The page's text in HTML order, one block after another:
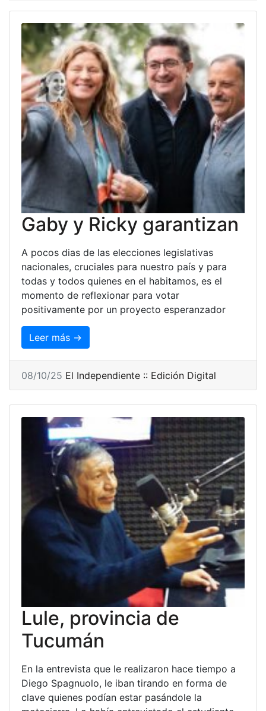
Gaby y Ricky garantizan
A pocos dias de las elecciones legislativas
nacionales, cruciales para nuestro país y para
todas y todos quienes en el habitamos, es el
momento de reflexionar para votar
positivamente por un proyecto esperanzador
Leer más →
08/10/25 El Independiente :: Edición Digital
Lule, provincia de
Tucumán
En la entrevista que le realizaron hace tiempo a
Diego Spagnuolo, le iban tirando en forma de
clave quienes podían estar pasándole la